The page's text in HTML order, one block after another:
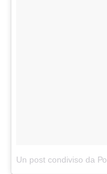
Un post condiviso da